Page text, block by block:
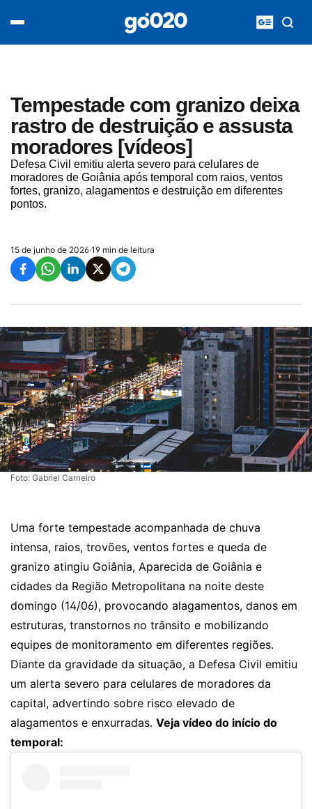
Tempestade com granizo deixa
rastro de destruição e assusta
moradores [vídeos]
Defesa Civil emitiu alerta severo para celulares de
moradores de Goiânia após temporal com raios, ventos
fortes, granizo, alagamentos e destruição em diferentes
pontos.
15 de junho de 2026·19 min de leitura
Foto: Gabriel Carneiro
Uma forte tempestade acompanhada de chuva
intensa, raios, trovões, ventos fortes e queda de
granizo atingiu Goiânia, Aparecida de Goiânia e
cidades da Região Metropolitana na noite deste
domingo (14/06), provocando alagamentos, danos em
estruturas, transtornos no trânsito e mobilizando
equipes de monitoramento em diferentes regiões.
Diante da gravidade da situação, a Defesa Civil emitiu
um alerta severo para celulares de moradores da
capital, advertindo sobre risco elevado de
alagamentos e enxurradas. Veja vídeo do início do
temporal:
acontece agora
entretenimento
vídeos
pod020